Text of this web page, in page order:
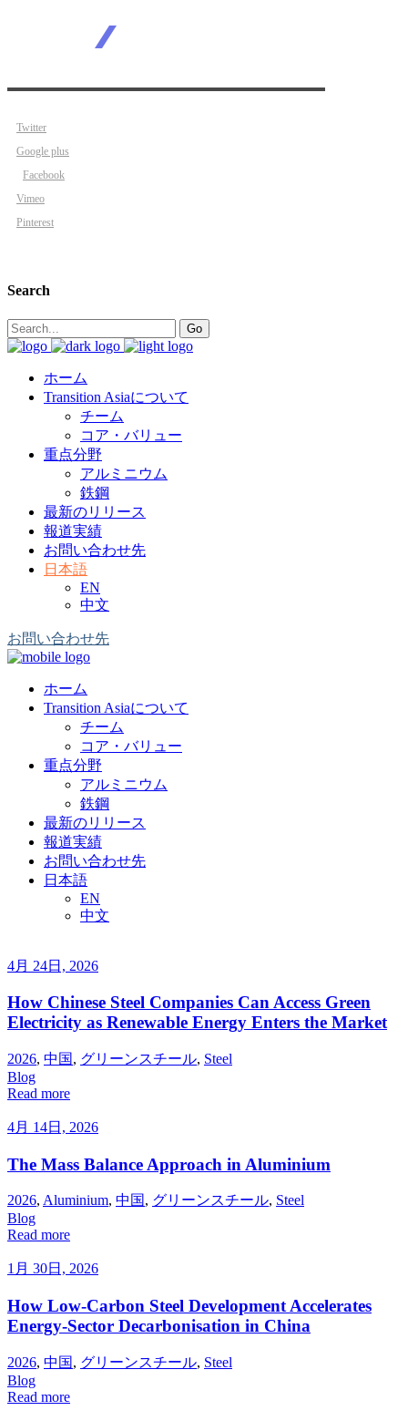
Twitter
Google plus
Facebook
Vimeo
Pinterest
Search
Search
for:
Go
ホーム
Transition Asiaについて
チーム
コア・バリュー
重点分野
アルミニウム
鉄鋼
最新のリリース
報道実績
お問い合わせ先
日本語
EN
中文
お問い合わせ先
ホーム
Transition Asiaについて
チーム
コア・バリュー
重点分野
アルミニウム
鉄鋼
最新のリリース
報道実績
お問い合わせ先
日本語
EN
中文
4月 24日, 2026
How Chinese Steel Companies Can Access Green
Electricity as Renewable Energy Enters the Market
2026, 中国, グリーンスチール, Steel
Blog
Read more
4月 14日, 2026
The Mass Balance Approach in Aluminium
2026, Aluminium, 中国, グリーンスチール, Steel
Blog
Read more
1月 30日, 2026
How Low-Carbon Steel Development Accelerates
Energy-Sector Decarbonisation in China
2026, 中国, グリーンスチール, Steel
Blog
Read more